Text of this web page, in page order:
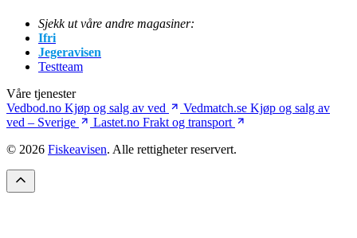
Sjekk ut våre andre magasiner:
Ifri
Jegeravisen
Testteam
Våre tjenester
Vedbod.no Kjøp og salg av ved Vedmatch.se Kjøp og salg av
ved – Sverige
Lastet.no Frakt og transport
© 2026 Fiskeavisen. Alle rettigheter reservert.